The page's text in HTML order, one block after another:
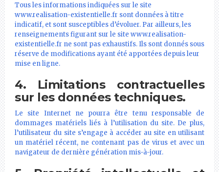
Tous les informations indiquées sur le site
www.realisation-existentielle.fr sont données à titre
indicatif, et sont susceptibles d’évoluer. Par ailleurs, les
renseignements figurant sur le site www.realisation-
existentielle.fr ne sont pas exhaustifs. Ils sont donnés sous
réserve de modifications ayant été apportées depuis leur
mise en ligne.
4. Limitations contractuelles
sur les données techniques.
Le site Internet ne pourra être tenu responsable de
dommages matériels liés à l’utilisation du site. De plus,
l’utilisateur du site s’engage à accéder au site en utilisant
un matériel récent, ne contenant pas de virus et avec un
navigateur de dernière génération mis-à-jour.